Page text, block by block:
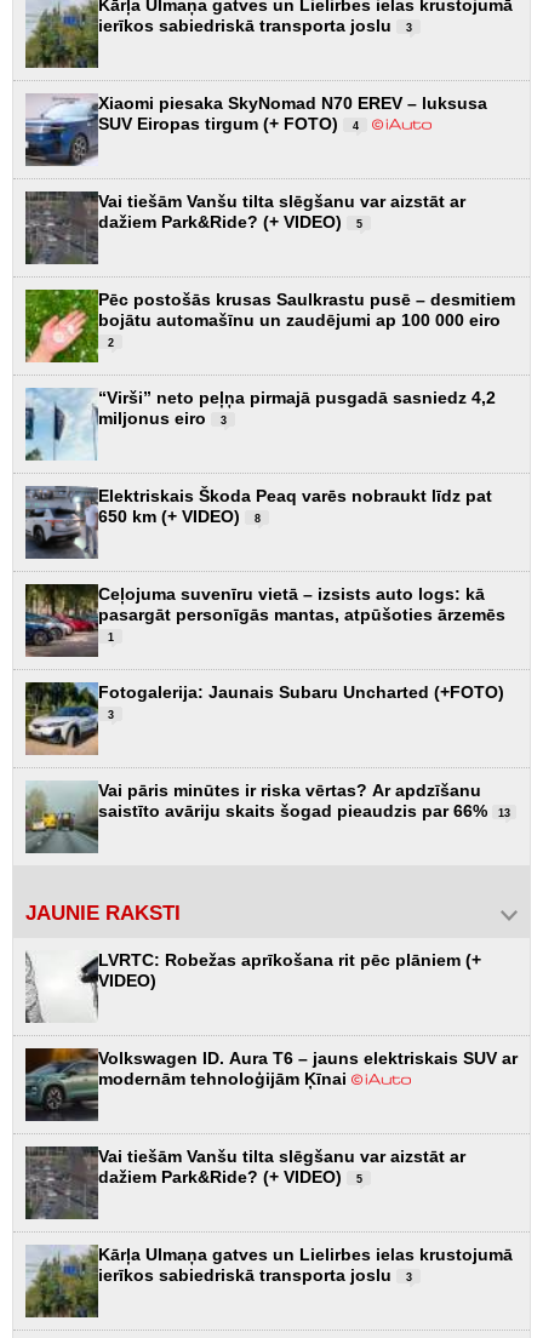
Kārļa Ulmaņa gatves un Lielirbes ielas krustojumā
ierīkos sabiedriskā transporta joslu
3
Xiaomi piesaka SkyNomad N70 EREV – luksusa
SUV Eiropas tirgum (+ FOTO)
4
Vai tiešām Vanšu tilta slēgšanu var aizstāt ar
dažiem Park&Ride? (+ VIDEO)
5
Pēc postošās krusas Saulkrastu pusē – desmitiem
bojātu automašīnu un zaudējumi ap 100 000 eiro
2
“Virši” neto peļņa pirmajā pusgadā sasniedz 4,2
miljonus eiro
3
Elektriskais Škoda Peaq varēs nobraukt līdz pat
650 km (+ VIDEO)
8
Ceļojuma suvenīru vietā – izsists auto logs: kā
pasargāt personīgās mantas, atpūšoties ārzemēs
1
Fotogalerija: Jaunais Subaru Uncharted (+FOTO)
3
Vai pāris minūtes ir riska vērtas? Ar apdzīšanu
saistīto avāriju skaits šogad pieaudzis par 66%
13
JAUNIE RAKSTI
LVRTC: Robežas aprīkošana rit pēc plāniem (+
VIDEO)
Volkswagen ID. Aura T6 – jauns elektriskais SUV ar
modernām tehnoloģijām Ķīnai
Vai tiešām Vanšu tilta slēgšanu var aizstāt ar
dažiem Park&Ride? (+ VIDEO)
5
Kārļa Ulmaņa gatves un Lielirbes ielas krustojumā
ierīkos sabiedriskā transporta joslu
3